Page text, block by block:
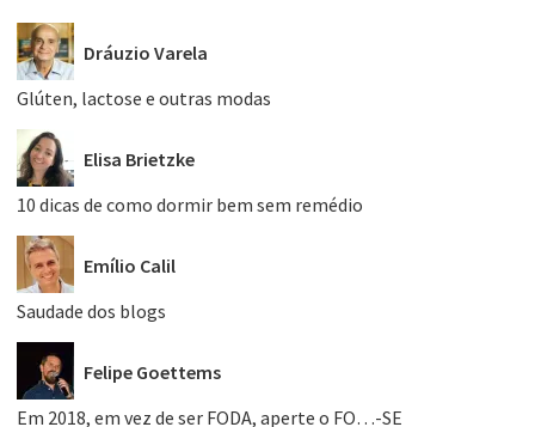
Dráuzio Varela
Glúten, lactose e outras modas
Elisa Brietzke
10 dicas de como dormir bem sem remédio
Emílio Calil
Saudade dos blogs
Felipe Goettems
Em 2018, em vez de ser FODA, aperte o FO…-SE